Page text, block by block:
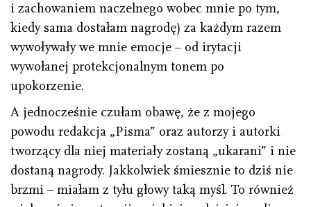
i zachowaniem naczelnego wobec mnie po tym,
kiedy sama dostałam nagrodę) za każdym razem
wywoływały we mnie emocje – od irytacji
wywołanej protekcjonalnym tonem po
upokorzenie.
A jednocześnie czułam obawę, że z mojego
powodu redakcja „Pisma” oraz autorzy i autorki
tworzący dla niej materiały zostaną „ukarani” i nie
dostaną nagrody. Jakkolwiek śmiesznie to dziś nie
brzmi – miałam z tyłu głowy taką myśl. To również